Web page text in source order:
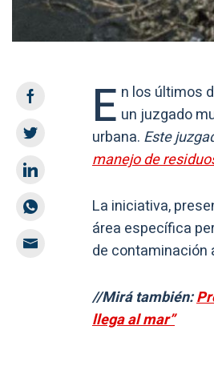
E n los últimos
un juzgado
urbana. Este
manejo de
La iniciativa,
área específica
de contaminación
//Mirá también:
llega al mar”